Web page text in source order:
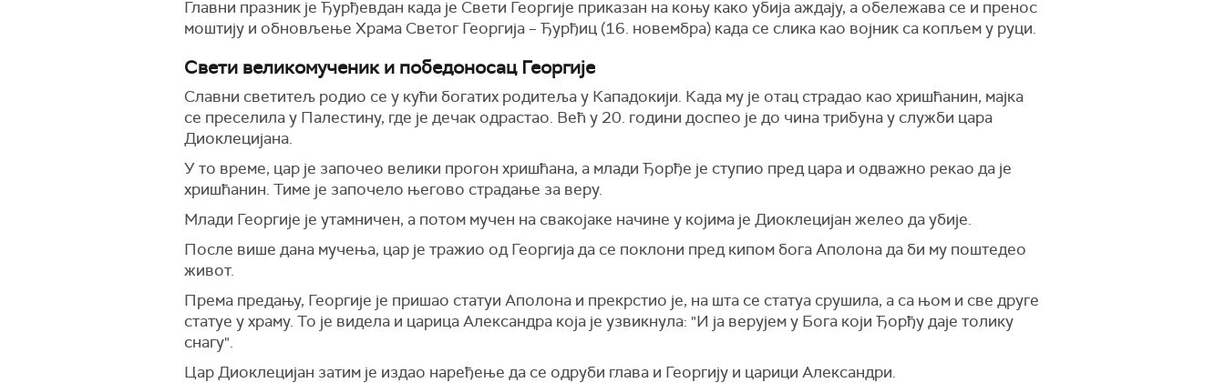
Главни празник је Ђурђевдан када је Свети Георгије приказан на коњу како убија аждају, а обележава се и пренос
моштију и обновљење Храма Светог Георгија – Ђурђиц (16. новембра) када се слика као војник са копљем у руци.
Свети великомученик и победоносац Георгије
Славни светитељ родио се у кући богатих родитеља у Кападокији. Када му је отац страдао као хришћанин, мајка
се преселила у Палестину, где је дечак одрастао. Већ у 20. години доспео је до чина трибуна у служби цара
Диоклецијана.
У то време, цар је започео велики прогон хришћана, а млади Ђорђе је ступио пред цара и одважно рекао да је
хришћанин. Тиме је започело његово страдање за веру.
Млади Георгије је утамничен, а потом мучен на свакојаке начине у којима је Диоклецијан желео да убије.
После више дана мучења, цар је тражио од Георгија да се поклони пред кипом бога Аполона да би му поштедео
живот.
Према предању, Георгије је пришао статуи Аполона и прекрстио је, на шта се статуа срушила, а са њом и све друге
статуе у храму. То је видела и царица Александра која је узвикнула: "И ја верујем у Бога који Ђорђу даје толику
снагу".
Цар Диоклецијан затим je издаo наређење да се одруби глава и Георгију и царици Александри.